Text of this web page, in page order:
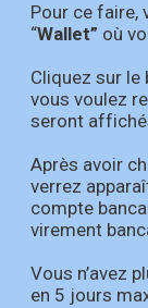
Pour ce faire,
“Wallet” où
Cliquez sur le
vous voulez
seront
Après avoir
verrez
compte
virement
Vous n’avez
en 5 jours